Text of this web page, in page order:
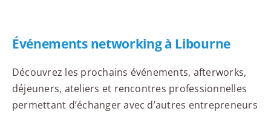
Événements networking à Libourne
Découvrez les prochains événements, afterworks,
déjeuners, ateliers et rencontres professionnelles
permettant d’échanger avec d’autres entrepreneurs